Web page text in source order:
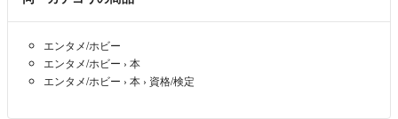
エンタメ/ホビー
エンタメ/ホビー › 本
エンタメ/ホビー › 本 › 資格/検定